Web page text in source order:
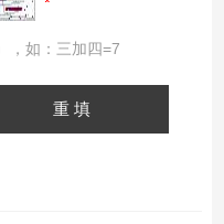
，如：三加四=7